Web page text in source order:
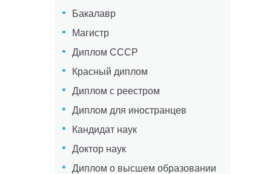
Бакалавр
Магистр
Диплом СССР
Красный диплом
Диплом с реестром
Диплом для иностранцев
Кандидат наук
Доктор наук
Диплом о высшем образовании